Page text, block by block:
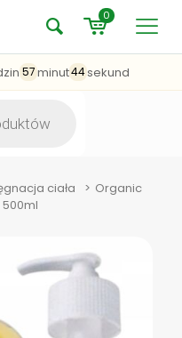
0
57minut44sekund
ciała > Organic